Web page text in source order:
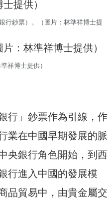
行鈔票）。（圖片：林準祥博士提
祥博士提供）
行」鈔票作為引線，作
業在中國早期發展的脈
央銀行角色開始，到西
行進入中國的發展模
品貿易中，由貴金屬交